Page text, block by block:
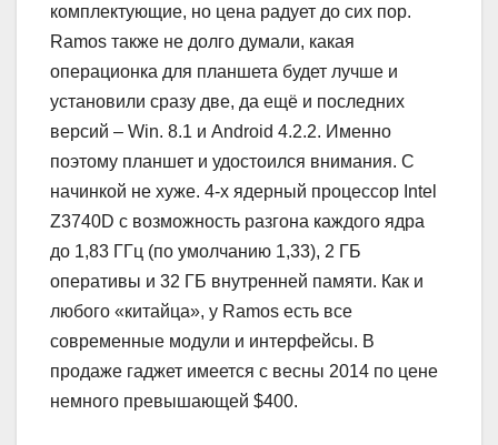
комплектующие, но цена радует до сих пор.
Ramos также не долго думали, какая
операционка для планшета будет лучше и
установили сразу две, да ещё и последних
версий – Win. 8.1 и Android 4.2.2. Именно
поэтому планшет и удостоился внимания. С
начинкой не хуже. 4-х ядерный процессор Intel
Z3740D с возможность разгона каждого ядра
до 1,83 ГГц (по умолчанию 1,33), 2 ГБ
оперативы и 32 ГБ внутренней памяти. Как и
любого «китайца», у Ramos есть все
современные модули и интерфейсы. В
продаже гаджет имеется с весны 2014 по цене
немного превышающей $400.